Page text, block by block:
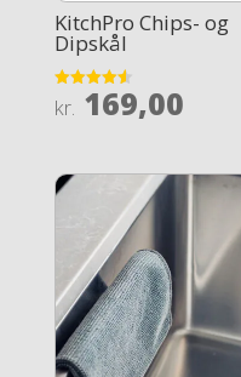
KitchPro Chips- og
Dipskål
Rated
4.6
kr. 169,00